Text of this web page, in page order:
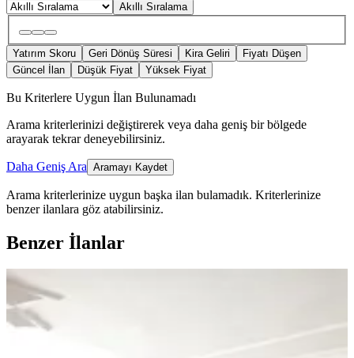
Akıllı Sıralama
Yatırım Skoru Geri Dönüş Süresi Kira Geliri
Fiyatı Düşen
Güncel İlan
Düşük Fiyat Yüksek Fiyat
Bu Kriterlere Uygun İlan Bulunamadı
Arama kriterlerinizi değiştirerek veya daha geniş bir bölgede
arayarak tekrar deneyebilirsiniz.
Daha Geniş Ara Aramayı Kaydet
Arama kriterlerinize uygun başka ilan bulamadık. Kriterlerinize
benzer ilanlara göz atabilirsiniz.
Benzer İlanlar
YENİ